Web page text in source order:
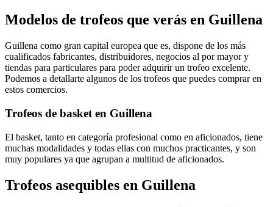
Modelos de trofeos que verás en Guillena
Guillena como gran capital europea que es, dispone de los más
cualificados fabricantes, distribuidores, negocios al por mayor y
tiendas para particulares para poder adquirir un trofeo excelente.
Podemos a detallarte algunos de los trofeos que puedes comprar en
estos comercios.
Trofeos de basket en Guillena
El basket, tanto en categoría profesional como en aficionados, tiene
muchas modalidades y todas ellas con muchos practicantes, y son
muy populares ya que agrupan a multitud de aficionados.
Trofeos asequibles en Guillena